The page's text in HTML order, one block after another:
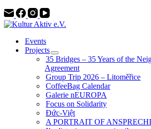
Events
Projects
35 Bridges – 35 Years of the
Agreement
Group Trip 2026 – Litoměřice
CoffeeBag Calendar
Galerie nEUROPA
Focus on Solidarity
Đức-Việt
A PORTRAIT OF